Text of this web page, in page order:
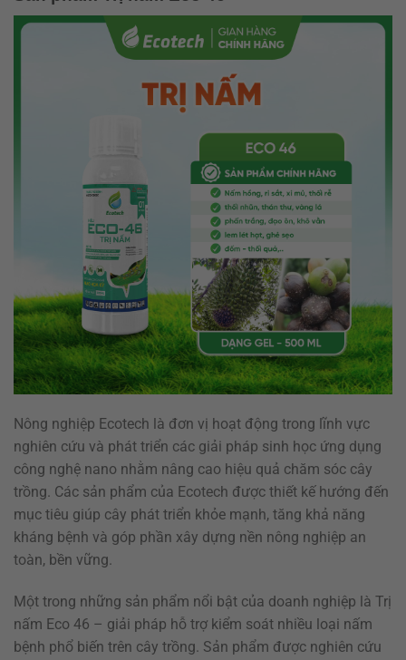
Nông nghiệp Ecotech là đơn vị hoạt động trong lĩnh vực
nghiên cứu và phát triển các giải pháp sinh học ứng dụng
công nghệ nano nhằm nâng cao hiệu quả chăm sóc cây
trồng. Các sản phẩm của Ecotech được thiết kế hướng đến
mục tiêu giúp cây phát triển khỏe mạnh, tăng khả năng
kháng bệnh và góp phần xây dựng nền nông nghiệp an
toàn, bền vững.
Một trong những sản phẩm nổi bật của doanh nghiệp là Trị
nấm Eco 46 – giải pháp hỗ trợ kiểm soát nhiều loại nấm
bệnh phổ biến trên cây trồng. Sản phẩm được nghiên cứu